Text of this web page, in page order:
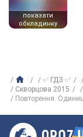
показати
обкладинку
✅ ГДЗ ✅
Скворцова 2015
Повторення.